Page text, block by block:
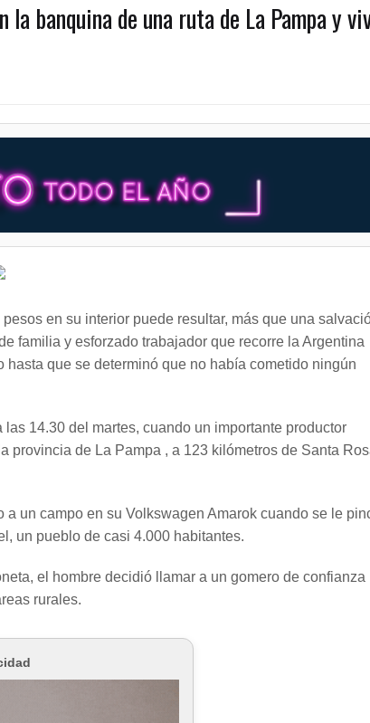
banquina de una ruta de La Pampa y
en su interior puede resultar, más que una
familia y esforzado trabajador que recorre la Argentina
que se determinó que no había cometido ningún
14.30 del martes, cuando un importante productor
provincia de La Pampa , a 123 kilómetros de Santa
un campo en su Volkswagen Amarok cuando se le
un pueblo de casi 4.000 habitantes.
el hombre decidió llamar a un gomero de confianza
rurales.